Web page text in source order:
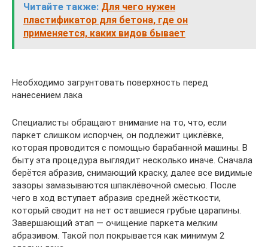
Читайте также: Для чего нужен
пластификатор для бетона, где он
применяется, каких видов бывает
Необходимо загрунтовать поверхность перед
нанесением лака
Специалисты обращают внимание на то, что, если
паркет слишком испорчен, он подлежит циклёвке,
которая проводится с помощью барабанной машины. В
быту эта процедура выглядит несколько иначе. Сначала
берётся абразив, снимающий краску, далее все видимые
зазоры замазываются шпаклёвочной смесью. После
чего в ход вступает абразив средней жёсткости,
который сводит на нет оставшиеся грубые царапины.
Завершающий этап — очищение паркета мелким
абразивом. Такой пол покрывается как минимум 2